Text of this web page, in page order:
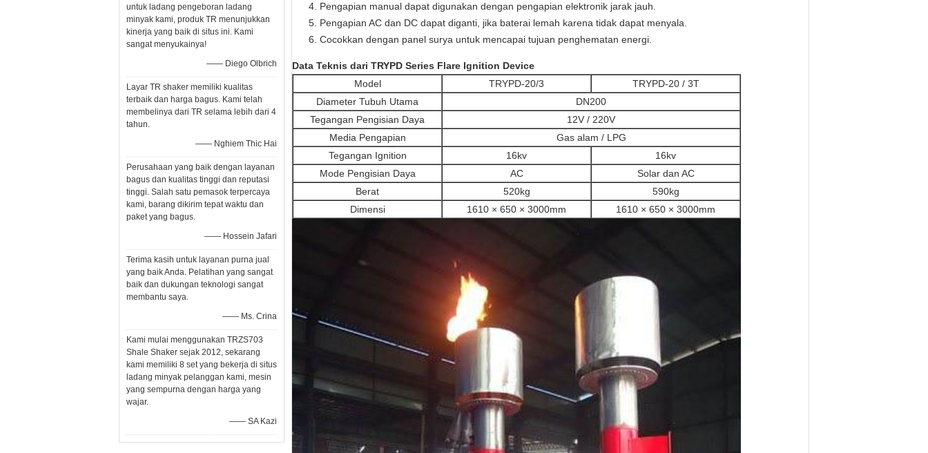
untuk ladang pengeboran ladang
minyak kami, produk TR menunjukkan
kinerja yang baik di situs ini. Kami
sangat menyukainya!
—— Diego Olbrich
Layar TR shaker memiliki kualitas
terbaik dan harga bagus. Kami telah
membelinya dari TR selama lebih dari 4
tahun.
—— Nghiem Thic Hai
Perusahaan yang baik dengan layanan
bagus dan kualitas tinggi dan reputasi
tinggi. Salah satu pemasok terpercaya
kami, barang dikirim tepat waktu dan
paket yang bagus.
—— Hossein Jafari
Terima kasih untuk layanan purna jual
yang baik Anda. Pelatihan yang sangat
baik dan dukungan teknologi sangat
membantu saya.
—— Ms. Crina
Kami mulai menggunakan TRZS703
Shale Shaker sejak 2012, sekarang
kami memiliki 8 set yang bekerja di situs
ladang minyak pelanggan kami, mesin
yang sempurna dengan harga yang
wajar.
—— SA Kazi
Pengapian manual dapat digunakan dengan pengapian elektronik jarak jauh.
Pengapian AC dan DC dapat diganti, jika baterai lemah karena tidak dapat menyala.
Cocokkan dengan panel surya untuk mencapai tujuan penghematan energi.
Data Teknis dari TRYPD Series Flare Ignition Device
Model
TRYPD-20/3
TRYPD-20 / 3T
Diameter Tubuh Utama
DN200
Tegangan Pengisian Daya
12V / 220V
Media Pengapian
Gas alam / LPG
Tegangan Ignition
16kv
16kv
Mode Pengisian Daya
AC
Solar dan AC
Berat
520kg
590kg
Dimensi
1610 × 650 × 3000mm 1610 × 650 × 3000mm